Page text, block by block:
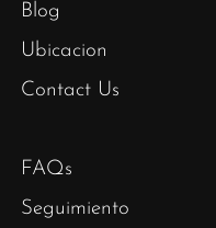
Blog
Ubicacion
Contact Us
FAQs
Seguimiento